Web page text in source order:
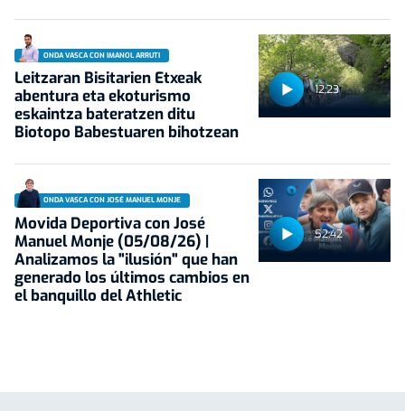
12:23
ONDA VASCA CON IMANOL ARRUTI
Leitzaran Bisitarien Etxeak
abentura eta ekoturismo
eskaintza bateratzen ditu
Biotopo Babestuaren bihotzean
52:42
ONDA VASCA CON JOSÉ MANUEL MONJE
Movida Deportiva con José
Manuel Monje (05/08/26) |
Analizamos la "ilusión" que han
generado los últimos cambios en
el banquillo del Athletic